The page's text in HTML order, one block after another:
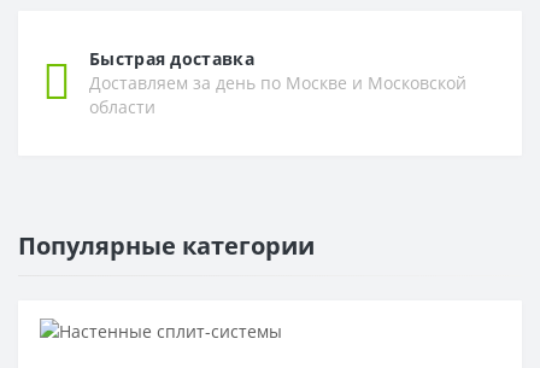
Быстрая доставка
Доставляем за день по Москве и Московской
области
Популярные категории